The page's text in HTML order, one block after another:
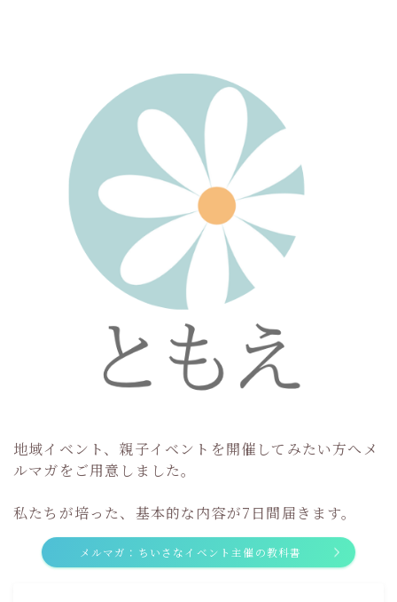
地域イベント、親子イベントを開催してみたい方へメ
ルマガをご用意しました。
私たちが培った、基本的な内容が7日間届きます。
メルマガ：ちいさなイベント主催の教科書